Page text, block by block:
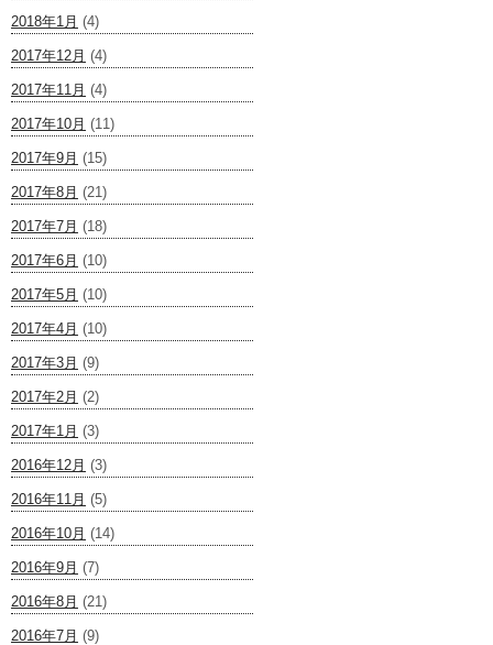
2018年1月 (4)
2017年12月 (4)
2017年11月 (4)
2017年10月 (11)
2017年9月 (15)
2017年8月 (21)
2017年7月 (18)
2017年6月 (10)
2017年5月 (10)
2017年4月 (10)
2017年3月 (9)
2017年2月 (2)
2017年1月 (3)
2016年12月 (3)
2016年11月 (5)
2016年10月 (14)
2016年9月 (7)
2016年8月 (21)
2016年7月 (9)